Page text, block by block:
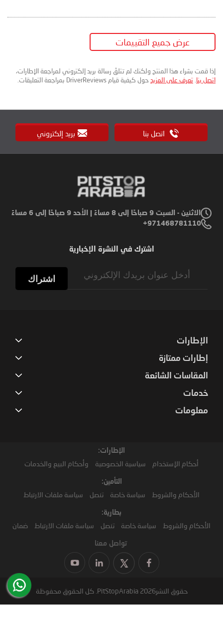
عرض جميع التقييمات
إذا قمت بشراء هذا المنتج ولكنك لم تتلقَ رسالة بريد إلكتروني لمراجعة الإطارات،
اتصل بنا تعرف على المزيد حول كيفية قيام DriverReviews بمراجعة التعليقات.
اتصل بنا بريد إلكتروني
الاثنين - السبت 9 صباحًا إلى 8 مساءً | الأحد 9 صباحًا إلى 6 مساءً
971468781110+
اشترك في النشرة الإخبارية
اشتراك
الإطارات
إطارات ممتازة
المقاسات الشائعة
خدمات
معلومات
الإطارات:
أحكام الإستخدام سياسية الخصوصية وأحكام البيع والخدمات
التأمين:
الأحكام والشروط سياسة خاصة تنصل سياسة ملفات الارتباط
بطارية:
الأحكام والشروط سياسة خاصة تنصل سياسة ملفات الارتباط ضمان
تواصل معنا
حقوق النشر2026 PitStopArabia. كل الحقوق محفوظة